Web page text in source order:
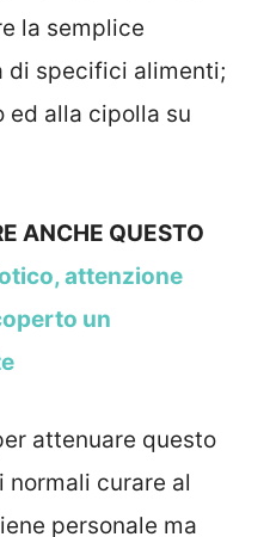
la semplice
di specifici alimenti;
ed alla cipolla su
ANCHE QUESTO
attenzione
un
attenuare questo
curare al
personale ma